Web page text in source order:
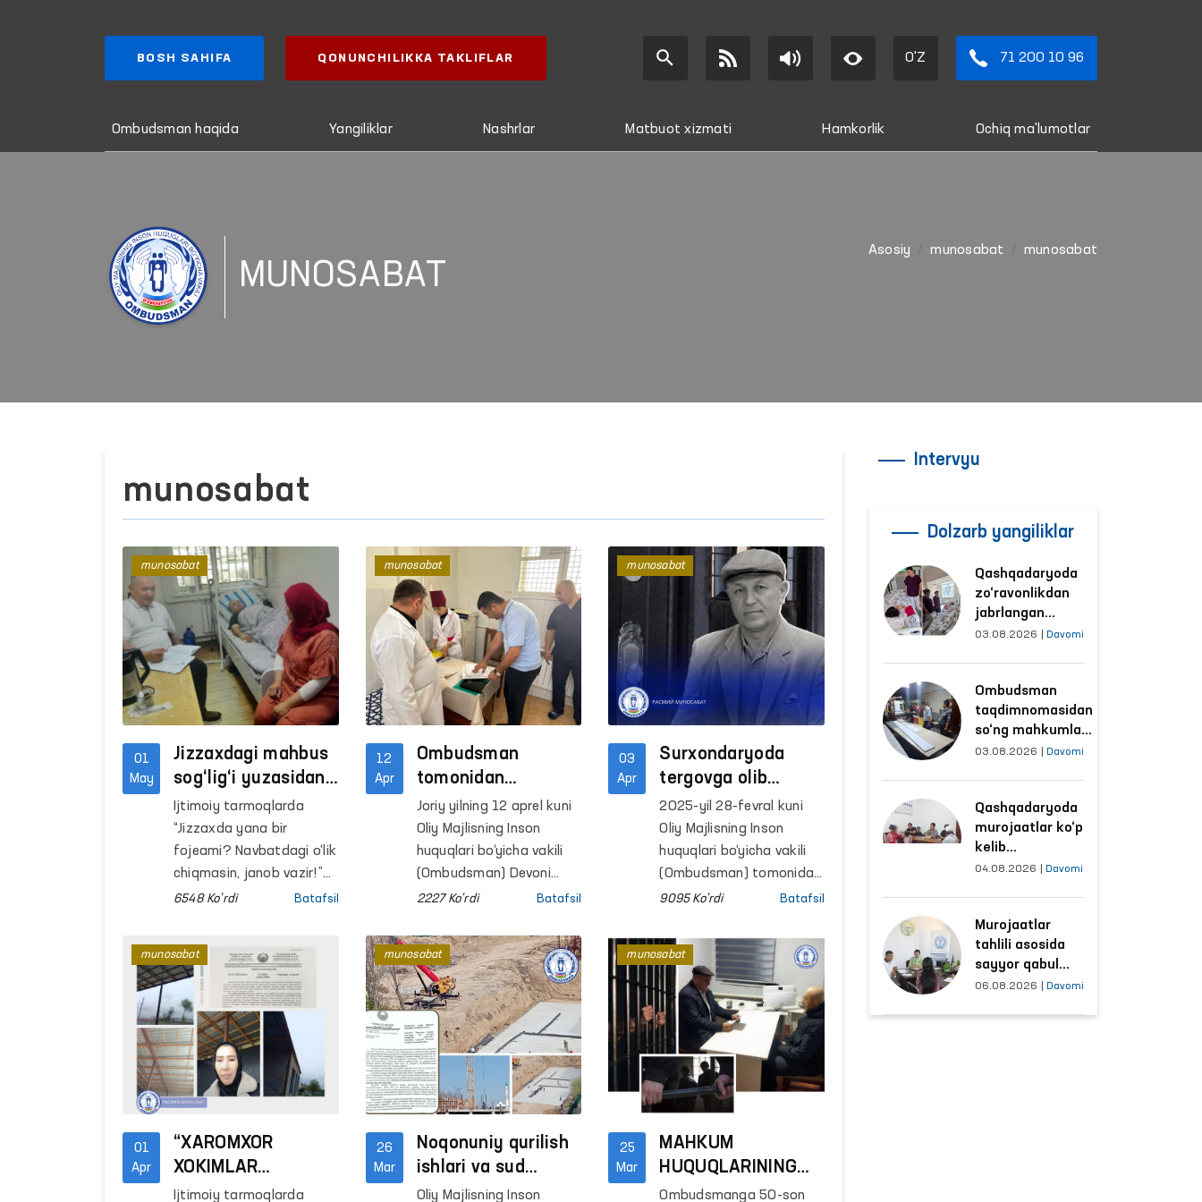
BOSH SAHIFA QONUNCHILIKKA TAKLIFLAR O'Z 71 200 10 96
Ombudsman haqida Yangiliklar Nashrlar Matbuot xizmati Hamkorlik Ochiq ma'lumotlar
MUNOSABAT
Asosiy munosabat munosabat
munosabat
01
May
Jizzaxdagi mahbus
sog‘lig‘i yuzasidan
tarqalgan xabar
o‘rganildi -
Ombudsman
Ijtimoiy tarmoqlarda
“Jizzaxda yana bir
fojeami? Navbatdagi o‘lik
chiqmasin, janob vazir!”
sarlavhasi ostidagi xabar
vakilining
(ombudsmanning)
nazorati ostida o‘rganildi.
Holatga aniqlik kiritish
maqsadida,
Ombudsmanning Jizzax
viloyatidagi mintaqaviy
Vaqtincha saqlash
hibsxonasiga hamda
Sharof Rashidov tuman
6548 Ko'rdi Batafsil
munosabat
12
Apr
Ombudsman
tomonidan
Markaziy tergov
hibsxonasiga
navbatdagi
monitoring tashrifi
amalga oshirildi
Joriy yilning 12 aprel kuni
Oliy Majlisning Inson
huquqlari bo‘yicha vakili
(Ombudsman) Devoni
xodimlari hamda
mintaqaviy vakili
tomonidan Ichki ishlar
vazirligi Jazoni ijro etish
departamentiga qarashli
Markaziy tergov
hibsxonasiga navbatdagi
monitoring tashrifi
amalga oshirildi.
2227 Ko'rdi Batafsil
munosabat
03
Apr
Surxondaryoda
tergovga olib
ketilgan shaxsning
o‘limi holati
yuzasidan yakuniy
maʼlumot
2025-yil 28-fevral kuni
Oliy Majlisning Inson
huquqlari bo‘yicha vakili
(Ombudsman) tomonidan
Surxondaryo viloyatida
Termiz shahridagi
maʼmuriy qamoqxonaga
olib borilayotgan paytda
yo‘lda sog‘lig‘ining
yomonlashgani sababli
vafot etgani holati
yuzasidan rasmiy
munosabat bildirilgan va
olingani maʼlum qilingan
edi.
9095 Ko'rdi Batafsil
munosabat
01
Apr
“XAROMXOR
XOKIMLAR
SAYXUNOBODA!”
Ijtimoiy tarmoqlarda
munosabat
26
Mar
Noqonuniy qurilish
ishlari va sud
qarorlarining ijro
Oliy Majlisning Inson
munosabat
25
Mar
MAHKUM
HUQUQLARINING
BUZILISHI HOLATI
Ombudsmanga 50-son
munosabat
Intervyu
Dolzarb yangiliklar
Qashqadaryoda
zo‘ravonlikdan
jabrlangan
ayolning holati
o‘rganildi
03.08.2026 Davomi
Ombudsman
taqdimnomasidan
so‘ng mahkumlar
mehnat
sharoitlar
yaxshilandi
03.08.2026 Davomi
Qashqadaryoda
murojaatlar ko‘p
kelib
tushayotgan
yo‘lga qo‘yildi
04.08.2026 Davomi
Murojaatlar
tahlili asosida
sayyor qabul
o‘tkaziladigan
06.08.2026 Davomi